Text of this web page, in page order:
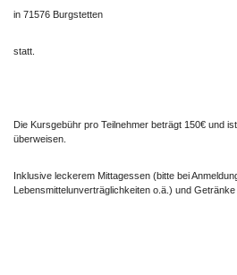
in 71576 Burgstetten
statt.
Die Kursgebühr pro Teilnehmer beträgt 150€ und
überweisen.
Inklusive leckerem Mittagessen (bitte bei
Lebensmittelunverträglichkeiten o.ä.) und Getränke